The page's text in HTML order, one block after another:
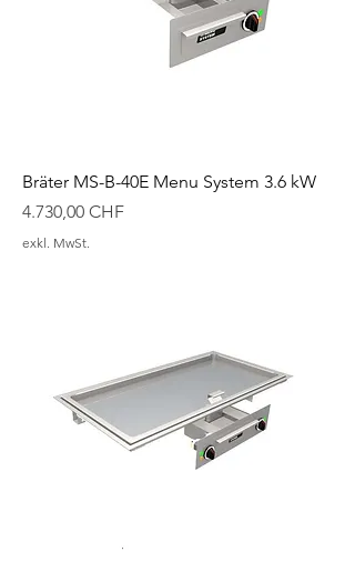
Bräter MS-B-40E Menu System 3.6 kW
Preis
4.730,00 CHF
exkl. MwSt.